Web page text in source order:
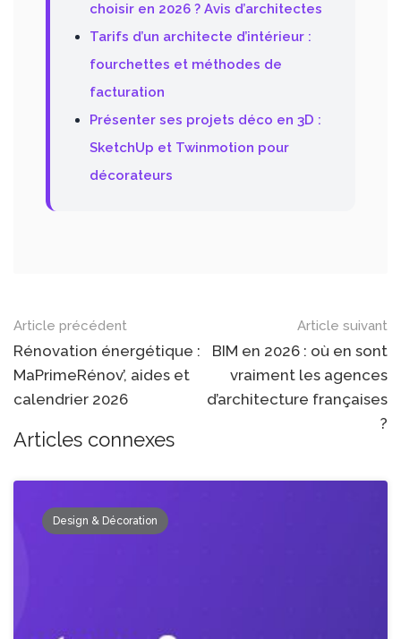
choisir en 2026 ? Avis d’architectes
Tarifs d’un architecte d’intérieur :
fourchettes et méthodes de
facturation
Présenter ses projets déco en 3D :
SketchUp et Twinmotion pour
décorateurs
Article précédent
Rénovation énergétique :
MaPrimeRénov’, aides et
calendrier 2026
Article suivant
BIM en 2026 : où en sont
vraiment les agences
d’architecture françaises
?
Articles connexes
Design & Décoration